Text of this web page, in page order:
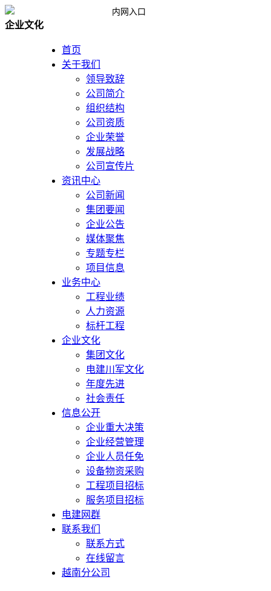
内网入口
首页
关于我们
领导致辞
公司简介
组织结构
公司资质
企业荣誉
发展战略
公司宣传片
资讯中心
公司新闻
集团要闻
企业公告
媒体聚焦
专题专栏
项目信息
业务中心
工程业绩
人力资源
标杆工程
企业文化
集团文化
电建川军文化
年度先进
社会责任
信息公开
企业重大决策
企业经营管理
企业人员任免
设备物资采购
工程项目招标
服务项目招标
电建网群
联系我们
联系方式
在线留言
越南分公司
企业文化